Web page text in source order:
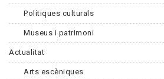
Polítiques culturals
Museus i patrimoni
Actualitat
Arts escèniques